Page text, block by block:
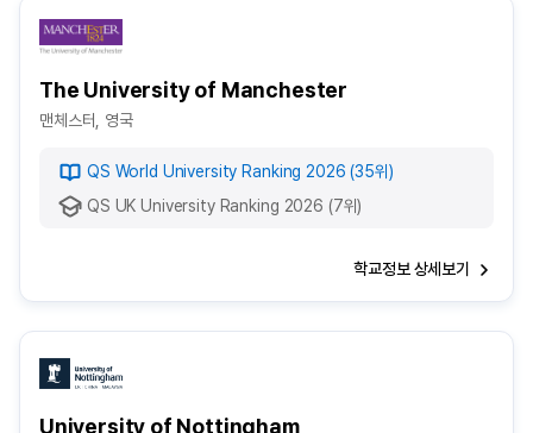
The University of Manchester
맨체스터, 영국
QS World University Ranking 2026 (35위)
QS UK University Ranking 2026 (7위)
학교정보 상세보기
University of Nottingham